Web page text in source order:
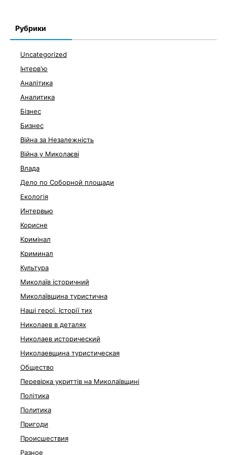
Рубрики
Uncategorized
Інтерв'ю
Аналітика
Аналитика
Бізнес
Бизнес
Війна за Незалежність
Війна у Миколаєві
Влада
Дело по Соборной площади
Екологія
Интервью
Корисне
Кримінал
Криминал
Культура
Миколаїв історичний
Миколаївщина туристична
Наші герої. Історії тих
Николаев в деталях
Николаев исторический
Николаевщина туристическая
Общество
Перевірка укриттів на Миколаївщині
Політика
Политика
Пригоди
Происшествия
Разное